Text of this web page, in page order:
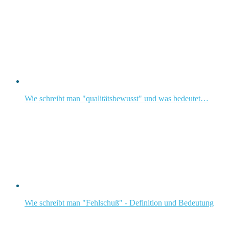
Wie schreibt man "qualitätsbewusst" und was bedeutet…
Wie schreibt man "Fehlschuß" - Definition und Bedeutung